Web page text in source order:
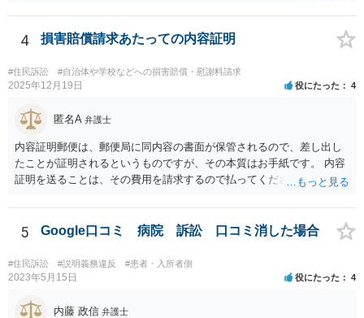
4 損害賠償請求あたっての内容証明
#住民訴訟 #自治体や学校などへの損害賠償・慰謝料請求
2025年12月19日 役にたった 4
匿名A 弁護士
内容証明郵便は、郵便局に同内容の書面が保管されるので、差し出し
たことが証明されるというものですが、その本質はお手紙です。 内容
証明を送ることは、その費用を請求するので払ってくださいという申
じる義務が（内容証明郵便の効力として）生じるというものではな
く、無視されたらそれでおしまいです。 その後は、裁判を起こして判
要があります。郵便を送らずに最初から裁判所に申し立てる方法もあ
りえます。 弁護士に依頼する場合、何を依頼するかということをよく
けでよいのかどうか（これだけなら数万円でしょう）、その後の交渉
5 Google口コミ 病院 訴訟 口コミ消した場合
#住民訴訟 #説明義務違反 #患者・入所者側
2023年5月15日 役にたった 4
内藤 政信 弁護士